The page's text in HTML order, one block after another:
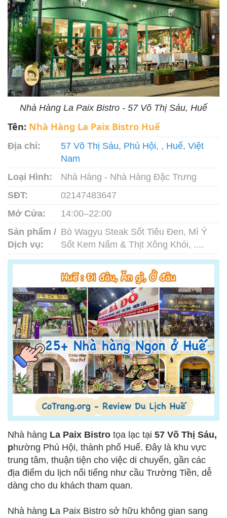
Nhà Hàng La Paix Bistro - 57 Võ Thị Sáu, Huế
Tên: Nhà Hàng La Paix Bistro Huế
Địa chỉ:
57 Võ Thị Sáu, Phú Hội, , Huế, Việt
Nam
Loại Hình:
Nhà Hàng - Nhà Hàng Đặc Trưng
SĐT:
02147483647
Mở Cửa:
14:00–22:00
Sản phẩm /
Dịch vụ:
Bò Wagyu Steak Sốt Tiêu Đen, Mì Ý
Sốt Kem Nấm & Thịt Xông Khói, ....
Nhà hàng La Paix Bistro tọa lạc tại 57 Võ Thị Sáu,
phường Phú Hội, thành phố Huế. Đây là khu vực
trung tâm, thuận tiện cho việc di chuyển, gần các
địa điểm du lịch nổi tiếng như cầu Trường Tiền, dễ
dàng cho du khách tham quan.
Nhà hàng La Paix Bistro sở hữu không gian sang